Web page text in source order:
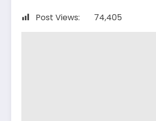
Post Views: 74,405